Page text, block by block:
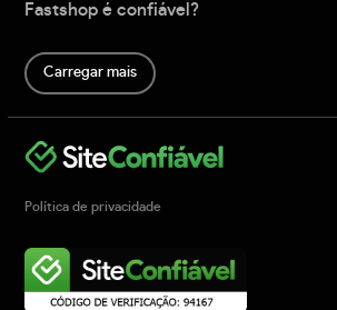
Fastshop é confiável?
Carregar mais
Política de privacidade